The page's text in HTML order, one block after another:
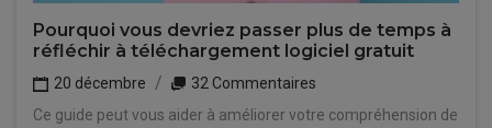
Pourquoi vous devriez passer plus de temps à
réfléchir à téléchargement logiciel gratuit
20 décembre
32 Commentaires
Ce guide peut vous aider à améliorer votre compréhension de